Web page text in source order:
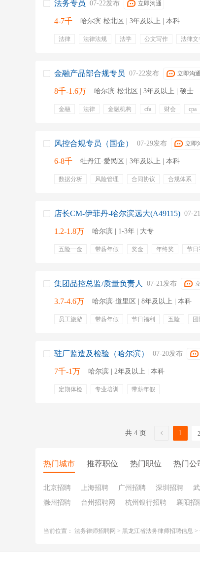
法务专员 07-22发布 立即沟通
4-7千 哈尔滨·松北区 | 3年及以上 | 本科
法律 法律法规 法学 公文写作 法律文
金融产品部合规专员 07-22发布 立即沟通
8千-1.6万 哈尔滨·松北区 | 3年及以上 | 硕士
金融 法律 金融机构 cfa 财会 cpa
风控合规专员（国企） 07-29发布 立即
6-8千 牡丹江·爱民区 | 3年及以上 | 本科
数据分析 风险管理 合同协议 合规体系
团队氛围
店长CM-伊菲丹-哈尔滨远大(A49115) 07-
1.2-1.8万 哈尔滨 | 1-3年 | 大专
五险一金 带薪年假 奖金 年终奖 节日
集团品控总监/质量负责人 07-21发布
3.7-4.6万 哈尔滨·道里区 | 8年及以上 | 本科
员工旅游 带薪年假 节日福利 五险
驻厂监造及检验（哈尔滨） 07-20发布
7千-1万 哈尔滨 | 2年及以上 | 本科
定期体检 专业培训 带薪年假
共 4 页 1 2
热门城市 推荐职位 热门职位 热门公
北京招聘 上海招聘 广州招聘 深圳招聘
滁州招聘
台州招聘网 杭州银行招聘 襄阳招
当前位置： 法务律师招聘网 > 黑龙江省法务律师招聘信息 >